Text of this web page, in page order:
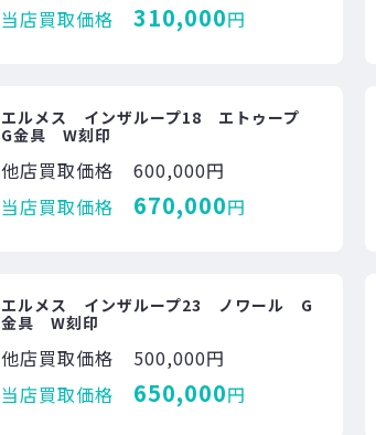
当店買取価格
310,000円
エルメス インザループ18 エトゥープ
G金具 W刻印
他店買取価格
600,000円
当店買取価格
670,000円
エルメス インザループ23 ノワール G
金具 W刻印
他店買取価格
500,000円
当店買取価格
650,000円